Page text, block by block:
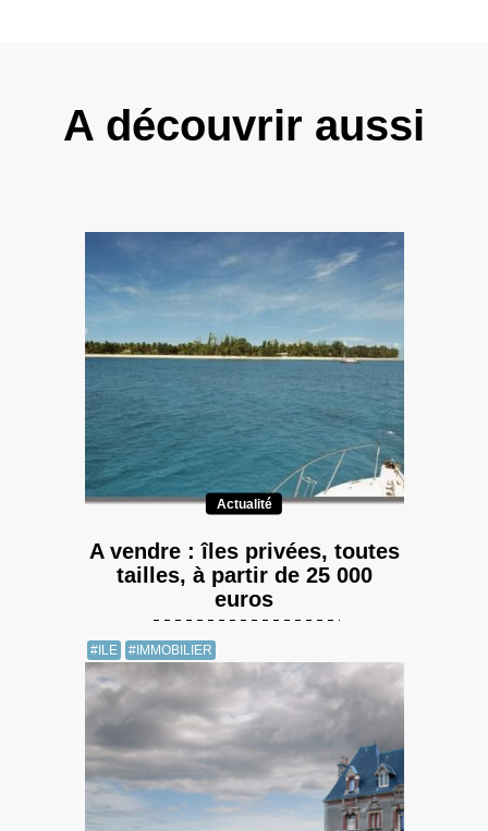
A découvrir aussi
Actualité
A vendre : îles privées, toutes
tailles, à partir de 25 000
euros
#ILE #IMMOBILIER